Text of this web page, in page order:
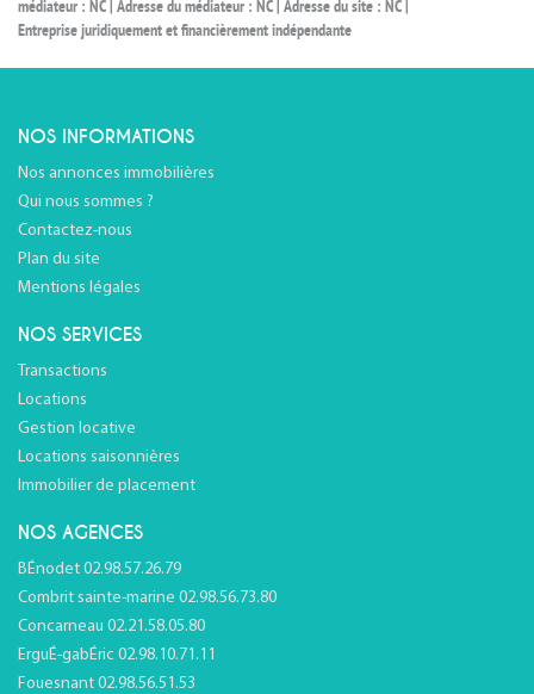
médiateur : NC | Adresse du médiateur : NC | Adresse du site : NC |
Entreprise juridiquement et financièrement indépendante
NOS INFORMATIONS
Nos annonces immobilières
Qui nous sommes ?
Contactez-nous
Plan du site
Mentions légales
NOS SERVICES
Transactions
Locations
Gestion locative
Locations saisonnières
Immobilier de placement
NOS AGENCES
BÉnodet 02.98.57.26.79
Combrit sainte-marine 02.98.56.73.80
Concarneau 02.21.58.05.80
ErguÉ-gabÉric 02.98.10.71.11
Fouesnant 02.98.56.51.53